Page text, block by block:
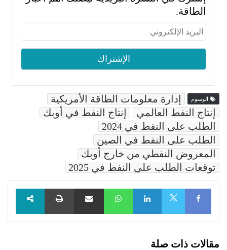
الطاقة.
الوسوم
إدارة معلومات الطاقة الأمريكية
إنتاج النفط العالمي
إنتاج النفط في أوبك
الطلب على النفط في 2024
الطلب على النفط في الصين
المعروض النفطي من خارج أوبك
توقعات الطلب على النفط في 2025
Facebook
LinkedIn
WhatsAppمشاركة عبر البريد طباعة
مقالات ذات صلة